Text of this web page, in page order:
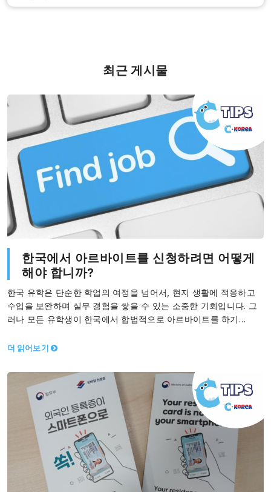
최근 게시물
한국에서 아르바이트를 신청하려면 어떻게
해야 합니까?
한국 유학은 단순한 학업의 여정을 넘어서, 현지 생활에 적응하고
수입을 보완하며 실무 경험을 쌓을 수 있는 소중한 기회입니다. 그
러나 모든 유학생이 한국에서 합법적으로 아르바이트를 하기…
더 읽어보기